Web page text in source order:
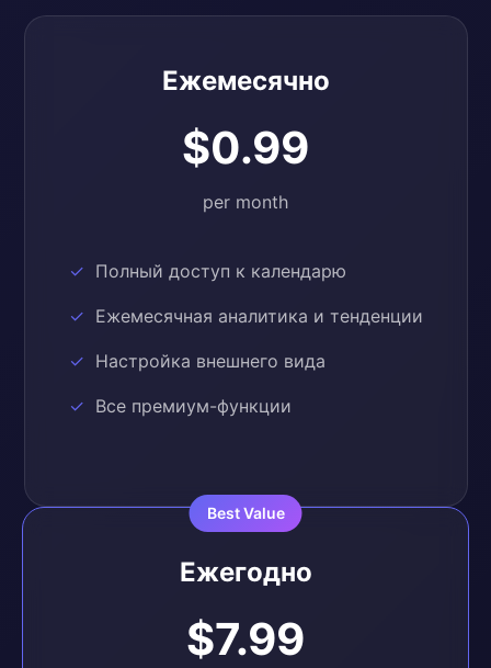
Ежемесячно
$0.99
per month
Полный доступ к календарю
Ежемесячная аналитика и тенденции
Настройка внешнего вида
Все премиум-функции
Ежегодно
$7.99